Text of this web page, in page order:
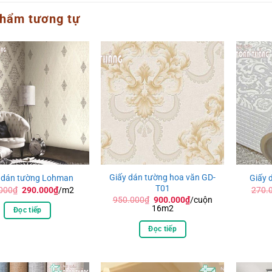
tương tự
tường Lohman
₫ Giá
là:
300.000₫.
290.000₫Giá
hiện
/m2
Đọc tiếp
Giấy dán tường hoa văn GD-
T01
950.000₫ Giá
gốc
950.000₫.
900.000₫Giá
hiện
/cuộn
16m2
Đọc tiếp
Giấy